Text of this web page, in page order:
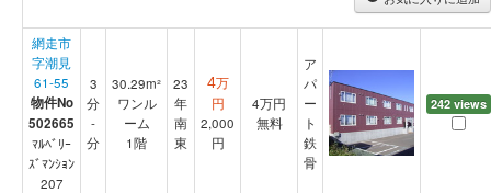
網走市
字潮見
61-55
物件No
502665
ﾏﾙﾍﾞﾘｰ
ｽﾞﾏﾝｼｮﾝ
207
3
分
-
分
30.29m²
ワンル
ーム
1階
23
年
南
東
4万
円
2,000
円
4万円
無料
ア
パ
ー
ト
鉄
骨
242 views